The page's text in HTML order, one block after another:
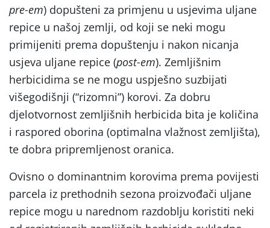
pre-em) dopušteni za primjenu u usjevima uljane
repice u našoj zemlji, od koji se neki mogu
primijeniti prema dopuštenju i nakon nicanja
usjeva uljane repice (post-em). Zemljišnim
herbicidima se ne mogu uspješno suzbijati
višegodišnji (“rizomni”) korovi. Za dobru
djelotvornost zemljišnih herbicida bita je količina
i raspored oborina (optimalna vlažnost zemljišta),
te dobra pripremljenost oranica.
Ovisno o dominantnim korovima prema povijesti
parcela iz prethodnih sezona proizvođači uljane
repice mogu u narednom razdoblju koristiti neki